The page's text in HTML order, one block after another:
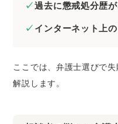
過去に懲戒処分歴
インターネット上
ここでは、弁護士選びで
解説します。